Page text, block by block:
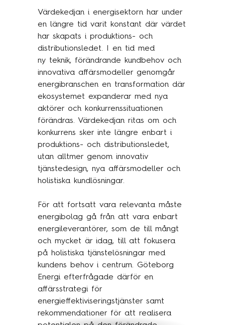
Det digitala undret
Kontakta oss
Värdekedjan i energisektorn har under
en längre tid varit konstant där värdet
har skapats i produktions- och
distributionsledet. I en tid med
ny teknik, förändrande kundbehov och
innovativa affärsmodeller genomgår
energibranschen en transformation där
ekosystemet expanderar med nya
aktörer och konkurrenssituationen
förändras. Värdekedjan ritas om och
konkurrens sker inte längre enbart i
produktions- och distributionsledet,
utan alltmer genom innovativ
tjänstedesign, nya affärsmodeller och
holistiska kundlösningar. ​
För att fortsatt vara relevanta måste
energibolag gå från att vara enbart
energileverantörer, som de till mångt
och mycket är idag, till att fokusera
på holistiska tjänstelösningar med
kundens behov i centrum. Göteborg
Energi efterfrågade därför en
affärsstrategi för
energieffektiviseringstjänster samt
rekommendationer för att realisera